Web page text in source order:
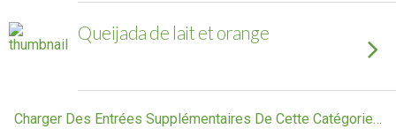
Queijada de lait et orange
Charger Des Entrées Supplémentaires De Cette Catégorie…